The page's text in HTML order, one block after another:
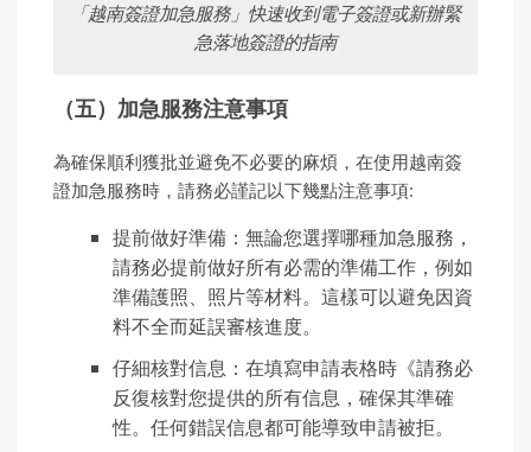
「越南簽證加急服務」快速收到電子簽證或新辦緊
急落地簽證的指南
（五）加急服務注意事項
為確保順利獲批並避免不必要的麻煩，在使用越南簽
證加急服務時，請務必謹記以下幾點注意事項:
提前做好準備：無論您選擇哪種加急服務，
請務必提前做好所有必需的準備工作，例如
準備護照、照片等材料。這樣可以避免因資
料不全而延誤審核進度。
仔細核對信息：在填寫申請表格時《請務必
反復核對您提供的所有信息，確保其準確
性。任何錯誤信息都可能導致申請被拒。